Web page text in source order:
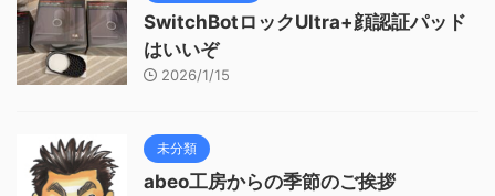
SwitchBotロックUltra+顔認証パッド
はいいぞ
2026/1/15
未分類
abeo工房からの季節のご挨拶